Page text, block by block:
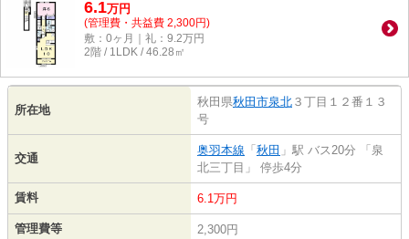
6.1万円
(管理費・共益費 2,300円)
敷：0ヶ月｜礼：9.2万円
2階 / 1LDK / 46.28㎡
所在地
秋田県秋田市泉北 ３丁目１２番１３
号
交通
奥羽本線 「 秋田 」駅 バス20分 「泉
北三丁目」 停歩4分
賃料 6.1万円
管理費等 2,300円